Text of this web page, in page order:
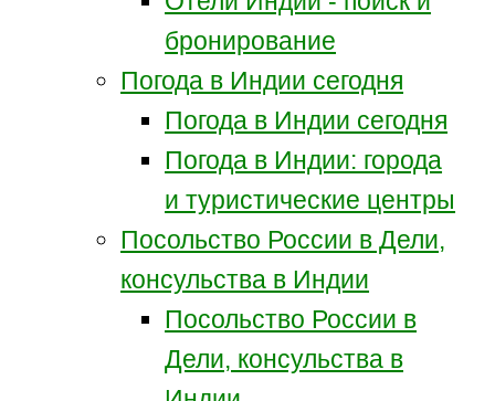
бронирование
Погода в Индии сегодня
Погода в Индии сегодня
Погода в Индии: города
и туристические центры
Посольство России в Дели,
консульства в Индии
Посольство России в
Дели, консульства в